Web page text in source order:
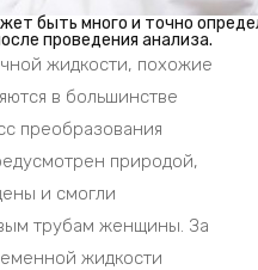
быть много и точно
проведения анализа.
жидкости, похожие
в большинстве
преобразования
природой,
и смогли
трубам женщины. За
жидкости